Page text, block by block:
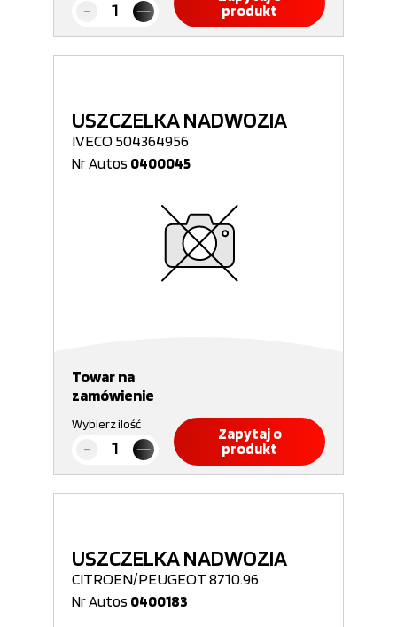
produkt
USZCZELKA NADWOZIA
IVECO 504364956
Nr Autos 0400045
Towar na
zamówienie
Wybierz ilość
Zapytaj o
produkt
USZCZELKA NADWOZIA
CITROEN/PEUGEOT 8710.96
Nr Autos 0400183